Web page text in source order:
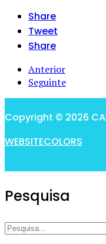
Share
Tweet
Share
Anterior
Seguinte
Copyright © 2026
WEBSITECOLORS
Pesquisa